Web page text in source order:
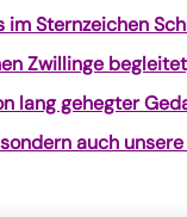
im Sternzeichen
Zwillinge
lang gehegter
auch